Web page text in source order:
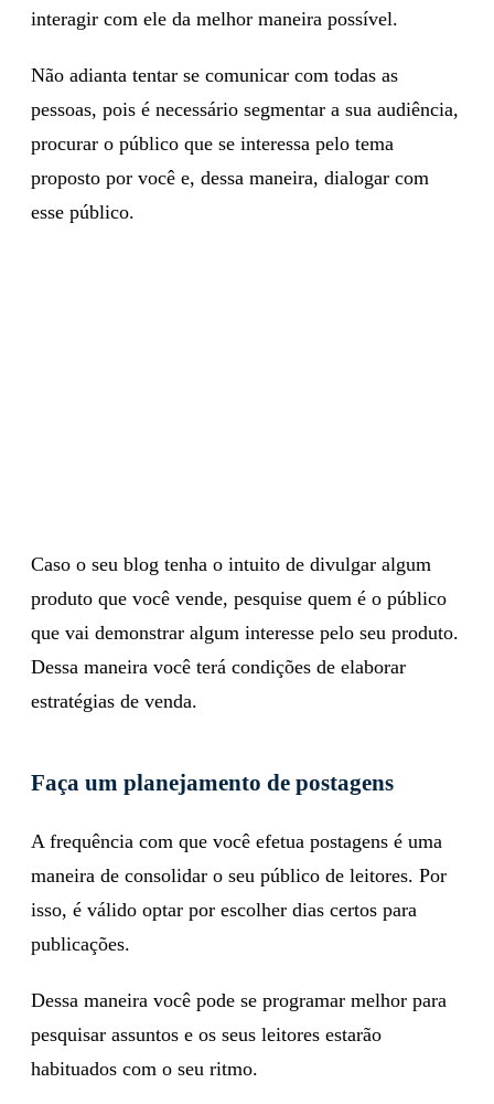
poderá entender a linguagem do seu público e
interagir com ele da melhor maneira possível.
Não adianta tentar se comunicar com todas as
pessoas, pois é necessário segmentar a sua audiência,
procurar o público que se interessa pelo tema
proposto por você e, dessa maneira, dialogar com
Caso o seu blog tenha o intuito de divulgar algum
produto que você vende, pesquise quem é o público
que vai demonstrar algum interesse pelo seu produto.
Dessa maneira você terá condições de elaborar
Faça um planejamento de postagens
A frequência com que você efetua postagens é uma
maneira de consolidar o seu público de leitores. Por
isso, é válido optar por escolher dias certos para
publicações.
Dessa maneira você pode se programar melhor para
pesquisar assuntos e os seus leitores estarão